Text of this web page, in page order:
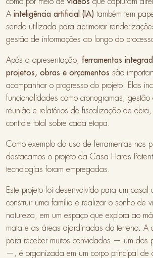
A inteligência artificial (IA) também tem
sendo utilizada para aprimorar
gestão de informações ao longo do
Após a apresentação, ferramentas
projetos, obras e orçamentos são
acompanhar o progresso do projeto. Elas
funcionalidades como cronogramas,
reunião e relatórios de fiscalização de
controle total sobre cada etapa.
Como exemplo do uso de ferramentas nos
destacamos o projeto da Casa Haras
tecnologias foram empregadas.
Este projeto foi desenvolvido para um casal
construir uma família e realizar o sonho de
natureza, em um espaço que explora ao
mata e as áreas ajardinadas do terreno. A
para receber muitos convidados — um dos
—, é organizada em um corpo principal de